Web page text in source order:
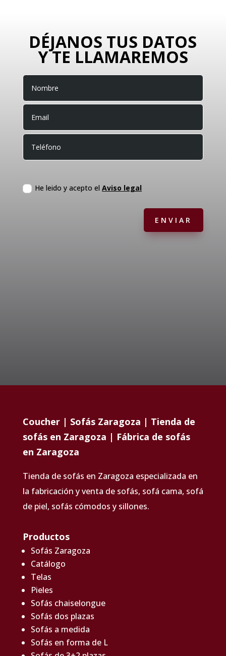
DÉJANOS TUS DATOS
Y TE LLAMAREMOS
He leido y acepto elAviso legal
ENVIAR
Coucher | Sofás Zaragoza | Tienda de
sofás en Zaragoza | Fábrica de sofás
en Zaragoza
Tienda de sofás en Zaragoza especializada en
la fabricación y venta de sofás, sofá cama, sofá
de piel, sofás cómodos y sillones.
Productos
Sofás Zaragoza
Catálogo
Telas
Pieles
Sofás chaiselongue
Sofás dos plazas
Sofás a medida
Sofás en forma de L